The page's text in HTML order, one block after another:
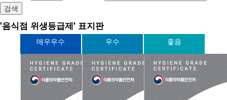
'음식점 위생등급제' 표지판
매우우수 우수 좋음